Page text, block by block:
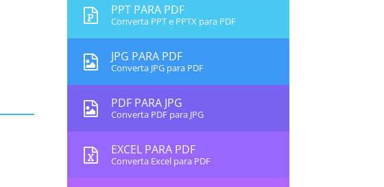
PPT PARA PDF
Converta PPT e PPTX para PDF
JPG PARA PDF
Converta JPG para PDF
PDF PARA JPG
Converta PDF para JPG
EXCEL PARA PDF
Converta Excel para PDF